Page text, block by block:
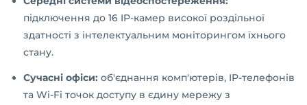
підключення до 16 IP-камер високої роздільної
здатності з інтелектуальним моніторингом їхнього
стану.
Сучасні офіси: об'єднання комп'ютерів, IP-телефонів
та Wi-Fi точок доступу в єдину мережу з